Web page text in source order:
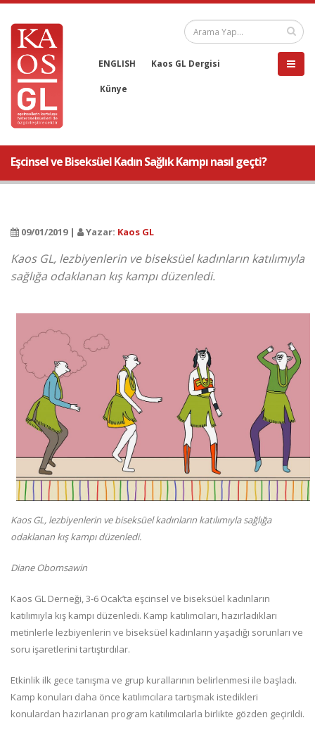
ENGLISH Kaos GL Dergisi
Künye
Eşcinsel ve Biseksüel Kadın Sağlık Kampı nasıl geçti?
09/01/2019 | Yazar: Kaos GL
Kaos GL, lezbiyenlerin ve biseksüel kadınların katılımıyla
sağlığa odaklanan kış kampı düzenledi.
Kaos GL, lezbiyenlerin ve biseksüel kadınların katılımıyla sağlığa
odaklanan kış kampı düzenledi.​
Diane Obomsawin​
Kaos GL Derneği, 3-6 Ocak’ta eşcinsel ve biseksüel kadınların
katılımıyla kış kampı düzenledi. Kamp katılımcıları, hazırladıkları
metinlerle lezbiyenlerin ve biseksüel kadınların yaşadığı sorunları ve
soru işaretlerini tartıştırdılar.
Etkinlik ilk gece tanışma ve grup kurallarının belirlenmesi ile başladı.
Kamp konuları daha önce katılımcılara tartışmak istedikleri
konulardan hazırlanan program katılımcılarla birlikte gözden geçirildi.